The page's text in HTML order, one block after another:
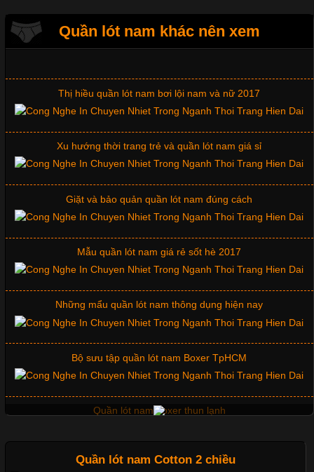
Những Mẫu Áo Thun Đồng Phục Công Ty Được Ưa
Chuộng Hiện Nay
Quần lót nam khác nên xem
Mẫu quần short quần lót nam nữ hè thu 2017
Thị hiều quần lót nam bơi lội nam và nữ 2017
Xu hướng thời trang trẻ và quần lót nam giá sỉ
Giặt và bảo quản quần lót nam đúng cách
Mẫu quần lót nam giá rẻ sốt hè 2017
Những mẩu quần lót nam thông dụng hiện nay
Bộ sưu tập quần lót nam Boxer TpHCM
Quần lót nam boxer thun lạnh
Nguyên bộ quần lót nam Boxer thun lạnh giá rẻ
Quần lót nam Cotton 2 chiều